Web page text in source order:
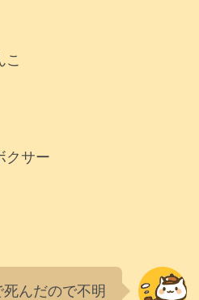
こ
クサー
死んだので不明